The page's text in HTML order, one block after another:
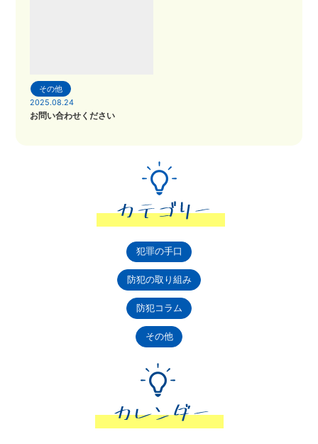
その他
2025.08.24
お問い合わせください
犯罪の手口
防犯の取り組み
防犯コラム
その他